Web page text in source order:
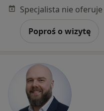
Poproś o wizytę